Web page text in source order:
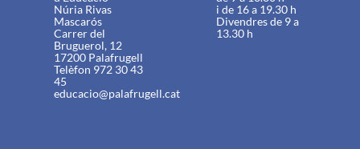
Núria Rivas
Mascarós
Carrer del
Bruguerol, 12
17200 Palafrugell
Telèfon 972 30 43
45
educacio@palafrugell.cat
i de 16 a 19.30 h
Divendres de 9 a
13.30 h